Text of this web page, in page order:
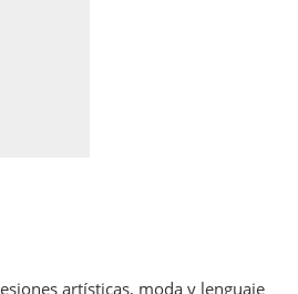
artísticas, moda y lenguaje